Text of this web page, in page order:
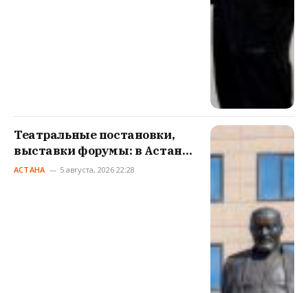
Театральные постановки,
выставки форумы: в Астане
готовятся отметить День
АСТАНА 5 августа, 2026 22:28